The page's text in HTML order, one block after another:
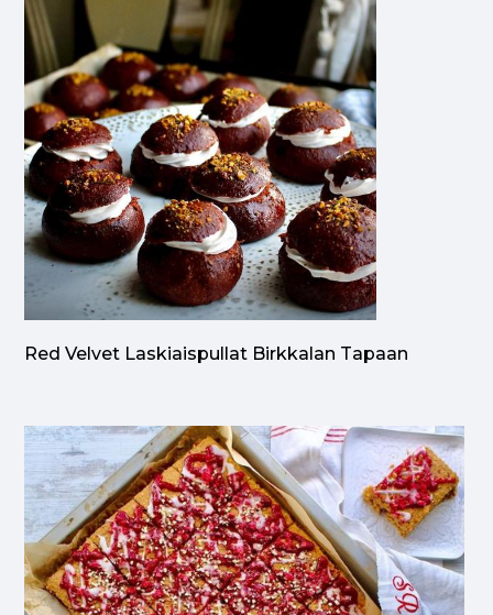
Red Velvet Laskiaispullat Birkkalan Tapaan